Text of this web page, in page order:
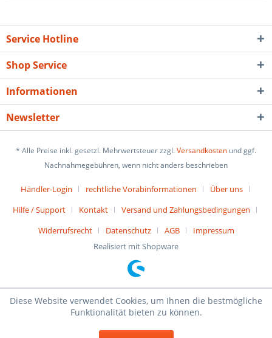
Service Hotline
Shop Service
Informationen
Newsletter
* Alle Preise inkl. gesetzl. Mehrwertsteuer zzgl.Versandkosten und ggf.
Nachnahmegebühren, wenn nicht anders beschrieben
Händler-Login rechtliche Vorabinformationen
Über uns
Hilfe / Support
Kontakt
Versand und Zahlungsbedingungen
Widerrufsrecht
Datenschutz AGB
Impressum
Realisiert mit Shopware
Diese Website verwendet Cookies, um Ihnen die bestmögliche
Funktionalität bieten zu können.